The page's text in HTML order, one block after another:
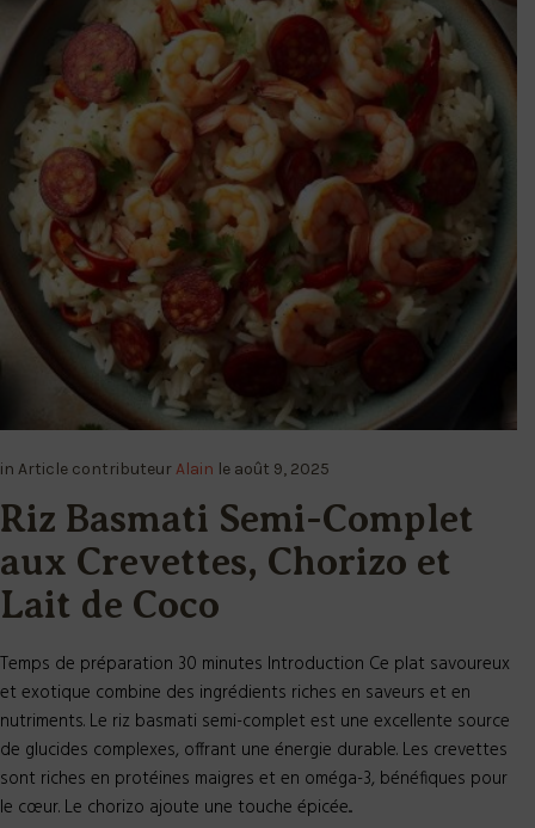
contributeur Alainle août 9, 2025
Riz Basmati Semi-Complet
aux Crevettes, Chorizo et
Lait de Coco
Temps de préparation 30 minutes Introduction Ce plat savoureux
nutriments. Le riz basmati semi-complet est une excellente source
de glucides complexes, offrant une énergie durable. Les crevettes
sont riches en protéines maigres et en oméga-3, bénéfiques pour
le cœur. Le chorizo ajoute une touche épicée...
READ MORE